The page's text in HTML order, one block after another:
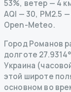
53%, ветер — 4
AQI — 30, PM2.5
Open-Meteo.
Город Романов
долготе
Украина
этой широте
основном во